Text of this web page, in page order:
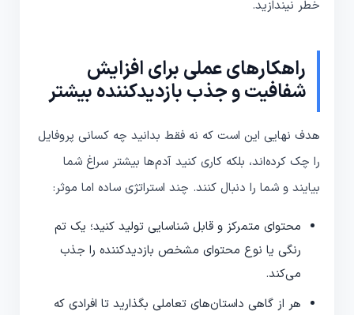
خطر نیندازید.
راهکارهای عملی برای افزایش
شفافیت و جذب بازدیدکننده بیشتر
هدف نهایی این است که نه فقط بدانید چه کسانی پروفایل
را چک کرده‌اند، بلکه کاری کنید آدم‌ها بیشتر سراغ شما
بیایند و شما را دنبال کنند. چند استراتژی ساده اما موثر:
محتوای متمرکز و قابل شناسایی تولید کنید؛ یک تم
رنگی یا نوع محتوای مشخص بازدیدکننده را جذب
می‌کند.
هر از گاهی داستان‌های تعاملی بگذارید تا افرادی که